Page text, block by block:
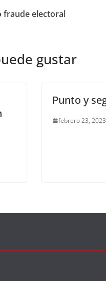
y
k
gr e
fraude electoral
gustar
Punto y
febrero 23, 2023